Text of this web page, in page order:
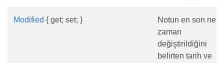
Modified { get; set; }
Notun en son ne
zaman
değiştirildiğini
belirten tarih ve